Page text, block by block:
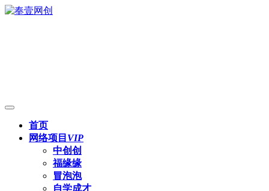
首页
网络项目 VIP
中创创
福缘缘
冒泡泡
自学成才